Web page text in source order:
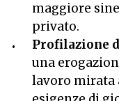
maggiore
privato.
Profilazione
una
lavoro mirata